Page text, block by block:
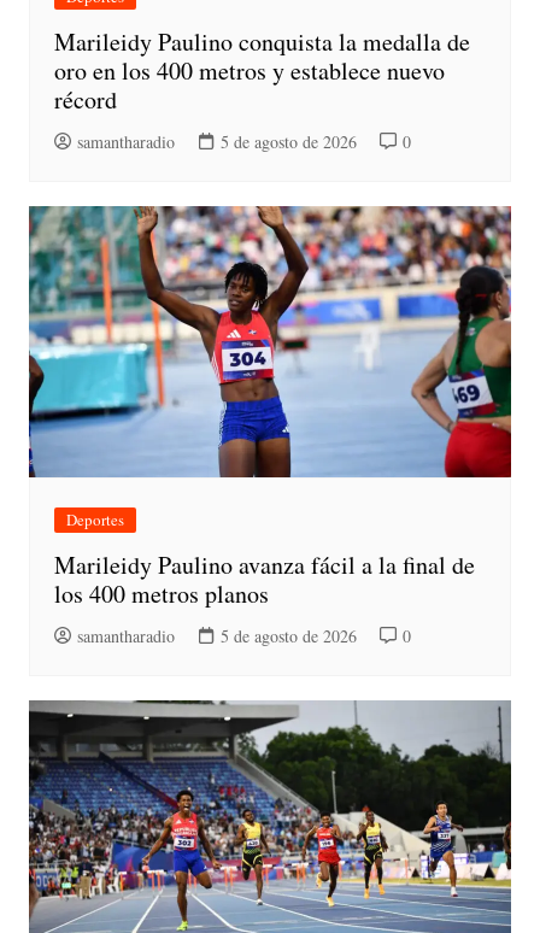
Marileidy Paulino conquista la medalla de
oro en los 400 metros y establece nuevo
récord
samantharadio 5 de agosto de 2026 0
Deportes
Marileidy Paulino avanza fácil a la final de
los 400 metros planos
samantharadio 5 de agosto de 2026 0